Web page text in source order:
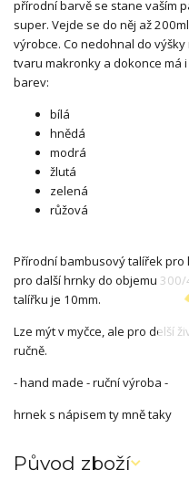
přírodní barvě se stane vaším
super. Vejde se do něj až
výrobce. Co nedohnal do
tvaru makronky a dokonce má
barev:
bílá
hnědá
modrá
žlutá
zelená
růžová
Přírodní bambusový talířek
pro další hrnky do objemu
talířku je 10mm.
Lze mýt v myčce, ale pro delší
ručně.
- hand made - ruční výroba -
hrnek s nápisem ty mně taky
Původ zboží